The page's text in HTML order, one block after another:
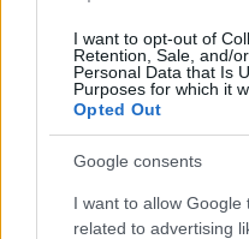
I want to opt-out of
Retention, Sale, and/
Personal Data that Is
Purposes for which it
Opted Out
Google consents
I want to allow Google
related to advertising
DIVAT
Cselényi
nagyon